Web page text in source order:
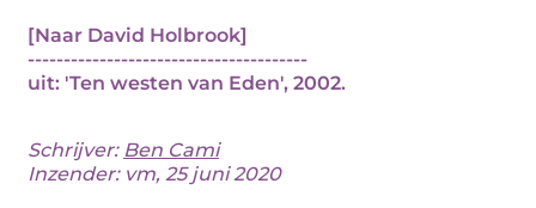
[Naar David Holbrook]
---------------------------------------
uit: 'Ten westen van Eden', 2002.
Schrijver: Ben Cami
Inzender: vm, 25 juni 2020